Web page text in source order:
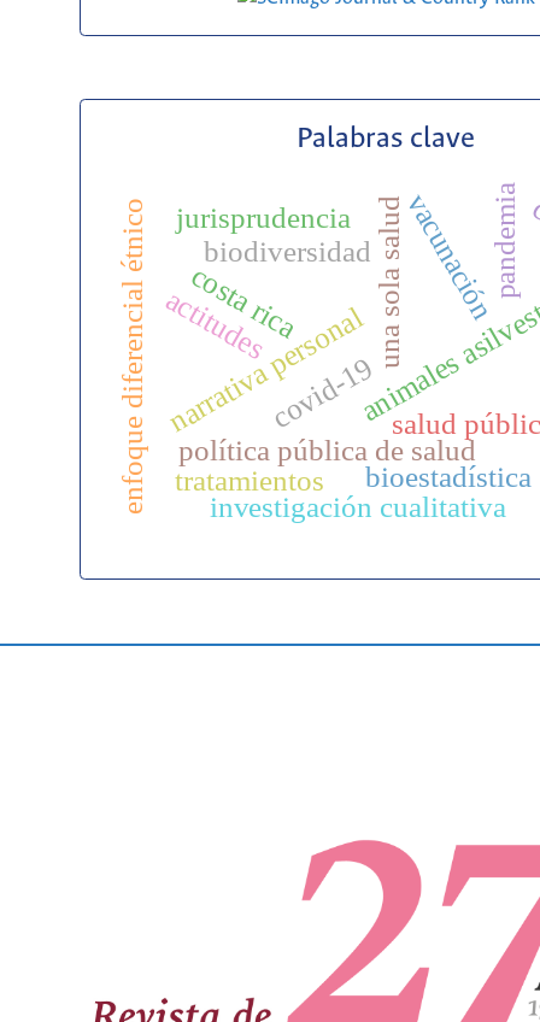
Palabras clave
una sola salud
animales
salud
biodiversidad
política pública de salud
enfoque diferencial étnico narrativa personal
costa rica vacunaciónpandemia
actitudes
bioestadística
investigación cualitativa
covid-19
tratamientos
jurisprudencia